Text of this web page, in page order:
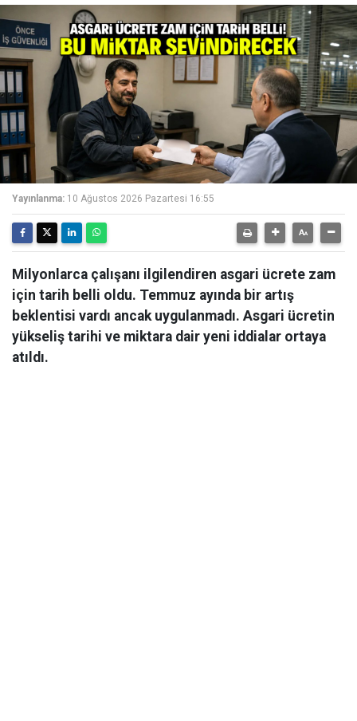
Yayınlanma: 10 Ağustos 2026 Pazartesi 16:55
Milyonlarca çalışanı ilgilendiren asgari ücrete zam
için tarih belli oldu. Temmuz ayında bir artış
beklentisi vardı ancak uygulanmadı. Asgari ücretin
yükseliş tarihi ve miktara dair yeni iddialar ortaya
atıldı.